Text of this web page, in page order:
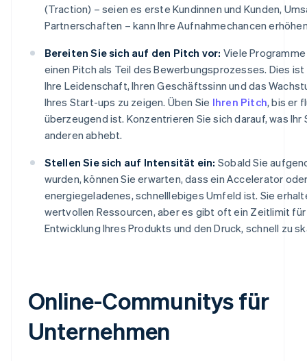
(Traction) – seien es erste Kundinnen und Kunden,
Partnerschaften – kann Ihre Aufnahmechancen
Bereiten Sie sich auf den Pitch vor: Viele
einen Pitch als Teil des Bewerbungsprozesses. Dies ist
Ihre Leidenschaft, Ihren Geschäftssinn und das
Ihres Start-ups zu zeigen. Üben Sie Ihren Pitch, bis er
überzeugend ist. Konzentrieren Sie sich darauf, was
anderen abhebt.
Stellen Sie sich auf Intensität ein: Sobald Sie
wurden, können Sie erwarten, dass ein Accelerator
energiegeladenes, schnelllebiges Umfeld ist. Sie
wertvollen Ressourcen, aber es gibt oft ein Zeitlimit
Entwicklung Ihres Produkts und den Druck, schnell zu
Online-Communitys für
Unternehmen